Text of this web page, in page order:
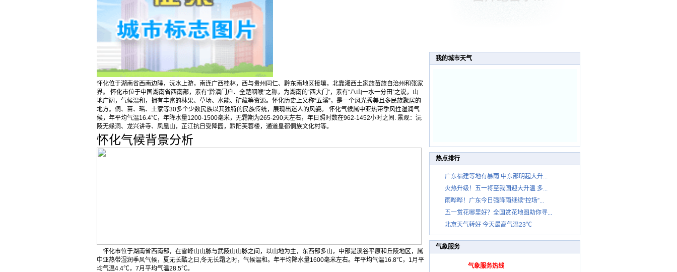
怀化位于湖南省西南边陲，沅水上游，南连广西桂林，西与贵州同仁、黔东南地区接壤，北靠湘西土家族苗族自治州和张家
界。 怀化市位于中国湖南省西南部，素有“黔滇门户、全楚咽喉”之称，为湖南的“西大门”，素有“八山一水一分田”之说，山
地广阔，气候温和，拥有丰富的林果、草场、水能、矿藏等资源。怀化历史上又称“五溪”，是一个风光秀美且多民族聚居的
地方。侗、苗、瑶、土家等30多个少数民族以其独特的民族传统，展现出迷人的风姿。 怀化气候属中亚热带季风性湿润气
候，年平均气温16.4℃，年降水量1200-1500毫米，无霜期为265-290天左右，年日照时数在962-1452小时之间. 景观：沅
陵无缘洞、龙兴讲寺、凤凰山，芷江抗日受降园，黔阳芙蓉楼，通道皇都侗族文化村等。
怀化气候背景分析
怀化市位于湖南省西南部，在雪峰山山脉与武陵山山脉之间，以山地为主，东西部多山，中部是溪谷平原和丘陵地区，属
中亚热带湿润季风气候，夏无长酷之日,冬无长霜之时，气候温和。年平均降水量1600毫米左右。年平均气温16.8℃，1月平
均气温4.4℃，7月平均气温28.5℃。
我的城市天气
热点排行
广东福建等地有暴雨 中东部明起大升...
火热升级！五一将至我国迎大升温 多...
雨哗哗！广东今日强降雨继续“控场”...
五一赏花哪里好？全国赏花地图助你寻...
北京天气转好 今天最高气温23℃
气象服务
气象服务热线